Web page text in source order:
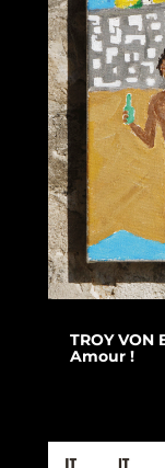
TROY VON
Amour !